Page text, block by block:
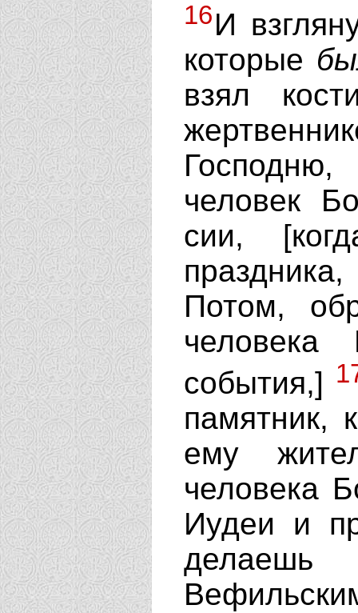
16И
которые
взял
человек
сии,
Потом,
человека
события,]
памятник,
ему
человека
Иудеи и